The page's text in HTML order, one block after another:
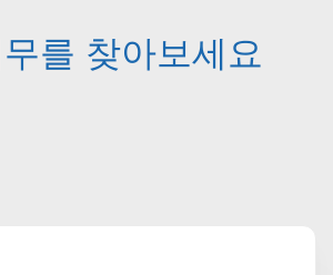
를 찾아보세요